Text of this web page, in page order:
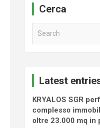
Cerca
Latest
KRYALOS SGR
complesso
oltre 23.000 mq in